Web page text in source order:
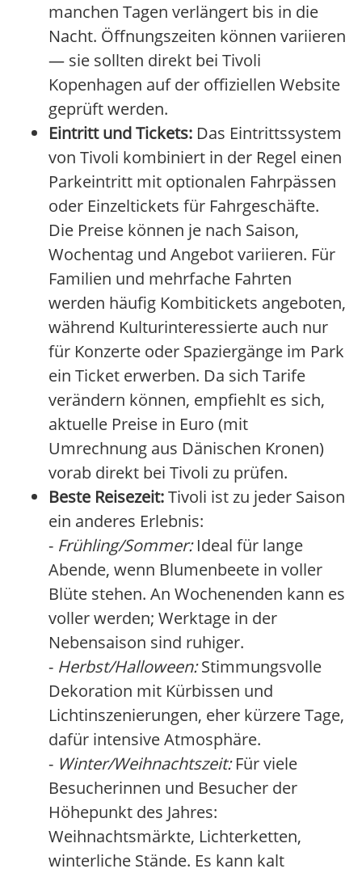
manchen Tagen verlängert bis in die
Nacht. Öffnungszeiten können variieren
— sie sollten direkt bei Tivoli
Kopenhagen auf der offiziellen Website
geprüft werden.
Eintritt und Tickets: Das Eintrittssystem
von Tivoli kombiniert in der Regel einen
Parkeintritt mit optionalen Fahrpässen
oder Einzeltickets für Fahrgeschäfte.
Die Preise können je nach Saison,
Wochentag und Angebot variieren. Für
Familien und mehrfache Fahrten
werden häufig Kombitickets angeboten,
während Kulturinteressierte auch nur
für Konzerte oder Spaziergänge im Park
ein Ticket erwerben. Da sich Tarife
verändern können, empfiehlt es sich,
aktuelle Preise in Euro (mit
Umrechnung aus Dänischen Kronen)
vorab direkt bei Tivoli zu prüfen.
Beste Reisezeit:Tivoli ist zu jeder Saison
ein anderes Erlebnis:
- Frühling/Sommer:Ideal für lange
Abende, wenn Blumenbeete in voller
Blüte stehen. An Wochenenden kann es
voller werden; Werktage in der
Nebensaison sind ruhiger.
- Herbst/Halloween:Stimmungsvolle
Dekoration mit Kürbissen und
Lichtinszenierungen, eher kürzere Tage,
dafür intensive Atmosphäre.
- Winter/Weihnachtszeit:Für viele
Besucherinnen und Besucher der
Höhepunkt des Jahres:
Weihnachtsmärkte, Lichterketten,
winterliche Stände. Es kann kalt